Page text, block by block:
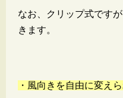
なお、クリップ式です
きます。
・風向きを自由に変え